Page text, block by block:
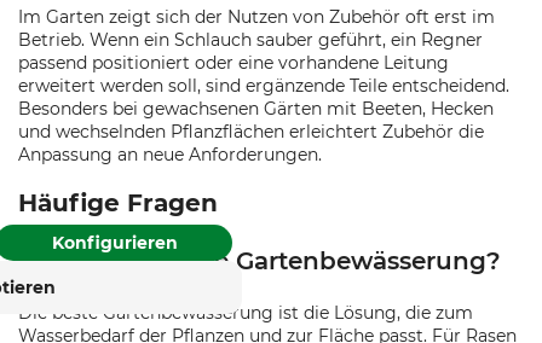
Im Garten zeigt sich der Nutzen von Zubehör oft erst im
Betrieb. Wenn ein Schlauch sauber geführt, ein Regner
passend positioniert oder eine vorhandene Leitung
erweitert werden soll, sind ergänzende Teile entscheidend.
Besonders bei gewachsenen Gärten mit Beeten, Hecken
und wechselnden Pflanzflächen erleichtert Zubehör die
Anpassung an neue Anforderungen.
Häufige Fragen
Was ist die beste Gartenbewässerung?
Die beste Gartenbewässerung ist die Lösung, die zum
Wasserbedarf der Pflanzen und zur Fläche passt. Für Rasen
ihre Dienste
und Werbung
der Nutzer anzuzeigen.
personenbezogene
Ihre Einwilligung
Zukunft widerrufen
Impressum
Konfigurieren